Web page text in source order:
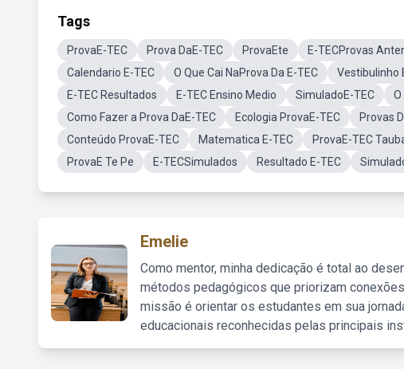
Tags
ProvaE-TEC Prova DaE-TEC ProvaEte E-TECProvas
Calendario E-TEC
O Que Cai NaProva Da E-TEC Vestibulinho
E-TEC Resultados
E-TEC Ensino Medio SimuladoE-TEC O
Como Fazer a Prova DaE-TEC
Ecologia ProvaE-TEC Provas
Conteúdo ProvaE-TEC
Matematica E-TEC ProvaE-TEC
ProvaE Te Pe
E-TECSimulados Resultado E-TEC
Emelie
Como mentor, minha dedicação é total ao
métodos pedagógicos que priorizam
missão é orientar os estudantes em sua
educacionais reconhecidas pelas principais